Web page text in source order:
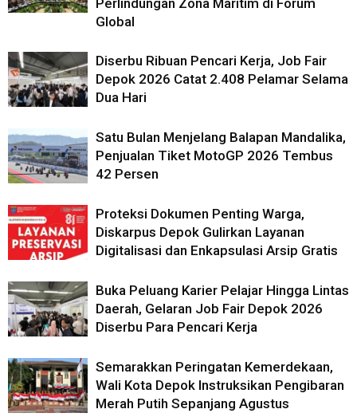
Perlindungan Zona Maritim di Forum
Global
Diserbu Ribuan Pencari Kerja, Job Fair
Depok 2026 Catat 2.408 Pelamar Selama
Dua Hari
Satu Bulan Menjelang Balapan Mandalika,
Penjualan Tiket MotoGP 2026 Tembus
42 Persen
Proteksi Dokumen Penting Warga,
Diskarpus Depok Gulirkan Layanan
Digitalisasi dan Enkapsulasi Arsip Gratis
Buka Peluang Karier Pelajar Hingga Lintas
Daerah, Gelaran Job Fair Depok 2026
Diserbu Para Pencari Kerja
Semarakkan Peringatan Kemerdekaan,
Wali Kota Depok Instruksikan Pengibaran
Merah Putih Sepanjang Agustus